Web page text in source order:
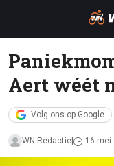
Aert wéét
Volg ons op Google
WN Redactie 16 mei